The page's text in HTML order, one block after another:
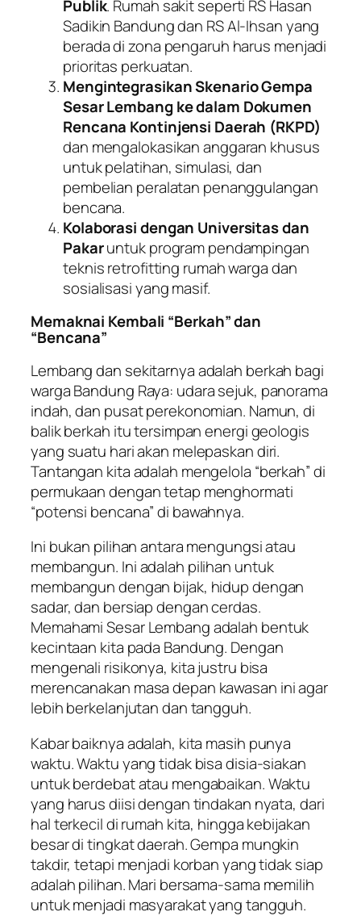
Publik. Rumah sakit seperti RS Hasan
Sadikin Bandung dan RS Al-Ihsan yang
berada di zona pengaruh harus menjadi
prioritas perkuatan.
Mengintegrasikan Skenario Gempa
Sesar Lembang ke dalam Dokumen
Rencana Kontinjensi Daerah (RKPD)
dan mengalokasikan anggaran khusus
untuk pelatihan, simulasi, dan
pembelian peralatan penanggulangan
bencana.
Kolaborasi dengan Universitas dan
Pakaruntuk program pendampingan
teknis retrofitting rumah warga dan
sosialisasi yang masif.
Memaknai Kembali “Berkah” dan
“Bencana”
Lembang dan sekitarnya adalah berkah bagi
warga Bandung Raya: udara sejuk, panorama
indah, dan pusat perekonomian. Namun, di
balik berkah itu tersimpan energi geologis
yang suatu hari akan melepaskan diri.
Tantangan kita adalah mengelola “berkah” di
permukaan dengan tetap menghormati
“potensi bencana” di bawahnya.
Ini bukan pilihan antara mengungsi atau
membangun. Ini adalah pilihan untuk
membangun dengan bijak, hidup dengan
sadar, dan bersiap dengan cerdas.
Memahami Sesar Lembang adalah bentuk
kecintaan kita pada Bandung. Dengan
mengenali risikonya, kita justru bisa
merencanakan masa depan kawasan ini agar
lebih berkelanjutan dan tangguh.
Kabar baiknya adalah, kita masih punya
waktu. Waktu yang tidak bisa disia-siakan
untuk berdebat atau mengabaikan. Waktu
yang harus diisi dengan tindakan nyata, dari
hal terkecil di rumah kita, hingga kebijakan
besar di tingkat daerah. Gempa mungkin
takdir, tetapi menjadi korban yang tidak siap
adalah pilihan. Mari bersama-sama memilih
untuk menjadi masyarakat yang tangguh.